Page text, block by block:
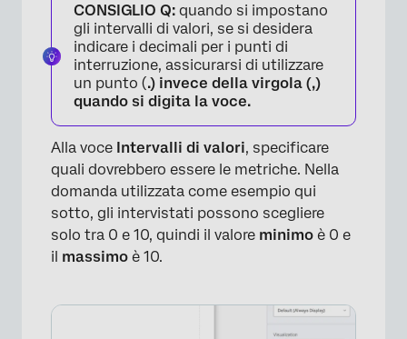
CONSIGLIO Q: quando si impostano
gli intervalli di valori, se si desidera
indicare i decimali per i punti di
interruzione, assicurarsi di utilizzare
un punto (.) invece della virgola (,)
quando si digita la voce.
Alla voce Intervalli di valori, specificare
quali dovrebbero essere le metriche. Nella
domanda utilizzata come esempio qui
sotto, gli intervistati possono scegliere
solo tra 0 e 10, quindi il valore minimo è 0 e
il massimo è 10.